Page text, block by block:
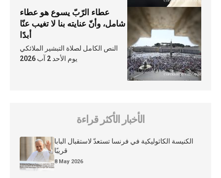
عطاء الرّبّ يسوع هو عطاء
شامل، وأنّ عنايته بنا لا تغيب عنّا
أبدًا
النص الكامل لصلاة التبشير الملائكي
يوم الأحد 2 آب 2026
الأخبار الأكثر قراءة
الكنيسة الكاثوليكية في فرنسا تستعدّ لاستقبال البابا
قريبًا
8 May 2026